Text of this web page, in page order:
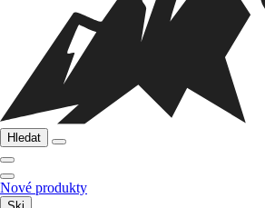
Hledat
Nové produkty